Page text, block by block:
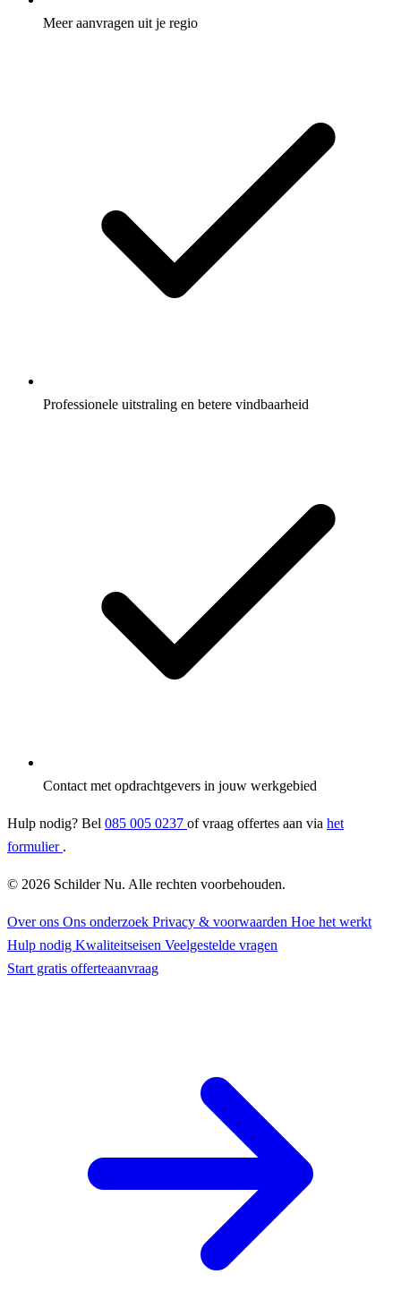
Meer aanvragen uit je regio
Professionele uitstraling en betere vindbaarheid
Contact met opdrachtgevers in jouw werkgebied
Hulp nodig? Bel 085 005 0237 of vraag offertes aan via het
formulier .
© 2026 Schilder Nu. Alle rechten voorbehouden.
Over ons Ons onderzoek Privacy & voorwaarden Hoe het werkt
Hulp nodig Kwaliteitseisen Veelgestelde vragen
Start gratis offerteaanvraag